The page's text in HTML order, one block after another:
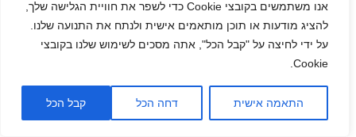
אנו משתמשים בקובצי Cookie כדי לשפר את חוויית הגלישה שלך,
להציג מודעות או תוכן מותאמים אישית ולנתח את התנועה שלנו.
על ידי לחיצה על "קבל הכל", אתה מסכים לשימוש שלנו בקובצי
Cookie.
התאמה אישית דחה הכל קבל הכל
טיפ מקורי: 📌 שאלו את הצוות על פריטים
מהקולקציה הקודמת – הם מוסתרים מאחור וזולים
גלילה
לראש